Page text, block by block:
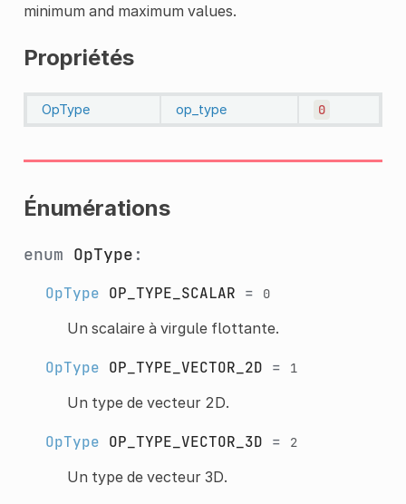
minimum and maximum values.
Propriétés
OpType op_type 0
Énumérations
enum OpType :
OpType OP_TYPE_SCALAR = 0
Un scalaire à virgule flottante.
OpType OP_TYPE_VECTOR_2D = 1
Un type de vecteur 2D.
OpType OP_TYPE_VECTOR_3D = 2
Un type de vecteur 3D.